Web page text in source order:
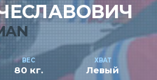
ВЕС
80 кг.
ХВАТ
Левый